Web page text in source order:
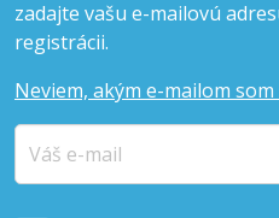
zadajte vašu e-mailovú
registrácii.
Neviem, akým e-mailom